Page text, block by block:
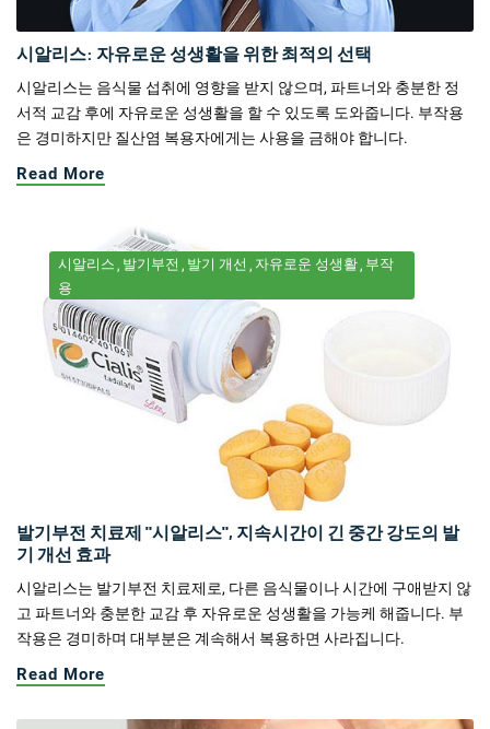
시알리스: 자유로운 성생활을 위한 최적의 선택
시알리스는 음식물 섭취에 영향을 받지 않으며, 파트너와 충분한 정
서적 교감 후에 자유로운 성생활을 할 수 있도록 도와줍니다. 부작용
은 경미하지만 질산염 복용자에게는 사용을 금해야 합니다.
Read More
시알리스 발기부전 발기 개선 자유로운 성생활 부작
용
발기부전 치료제 "시알리스", 지속시간이 긴 중간 강도의 발
기 개선 효과
시알리스는 발기부전 치료제로, 다른 음식물이나 시간에 구애받지 않
고 파트너와 충분한 교감 후 자유로운 성생활을 가능케 해줍니다. 부
작용은 경미하며 대부분은 계속해서 복용하면 사라집니다.
Read More